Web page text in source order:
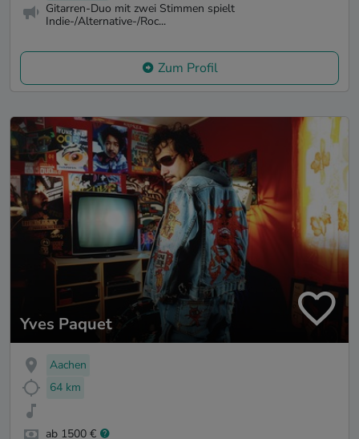
Gitarren-Duo mit zwei Stimmen spielt
Indie-/Alternative-/Roc...
Zum Profil
Yves Paquet
Aachen
64 km
ab 1500 €